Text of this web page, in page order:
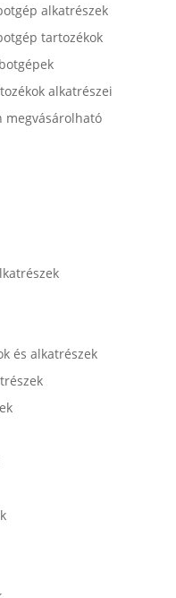
alkatrészek
tartozékok
alkatrészei
megvásárolható
és alkatrészek